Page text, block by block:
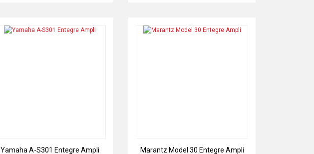
Yamaha A-S301 Entegre Ampli Marantz Model 30 Entegre Ampli